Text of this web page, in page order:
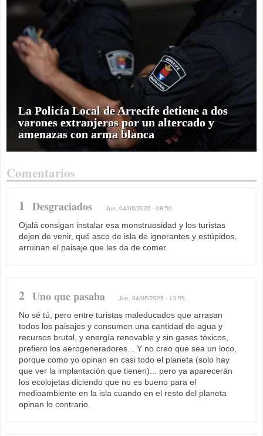
La Policía Local de Arrecife detiene a dos
varones extranjeros por un altercado y
amenazas con arma blanca
Comentarios
1 Desgraciados Jue, 04/06/2026 - 08:50
Ojalá consigan instalar esa monstruosidad y los turistas
dejen de venir, qué asco de isla de ignorantes y estúpidos,
arruinan el paisaje que les da de comer.
2 Uno que pasaba Jue, 04/06/2026 - 13:55
No sé tú, pero entre turistas maleducados que arrasan
todos los paisajes y consumen una cantidad de agua y
recursos brutal, y energía renovable y sin gases tóxicos,
prefiero los aerogeneradores... Y no creo que sea un loco,
porque como yo opinan en casi todo el planeta (solo hay
que ver la implantación que tienen)... pero ya aparecerán
los ecolojetas diciendo que no es bueno para el
medioambiente en la isla cuando en el resto del planeta
opinan lo contrario.